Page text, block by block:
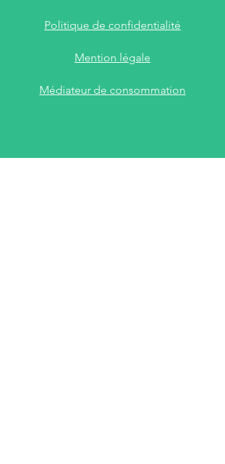
​Politique de confidentialité
​Mention légale
Médiateur de consommation